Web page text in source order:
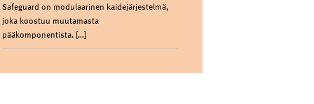
Safeguard on modulaarinen kaidejärjestelmä,
joka koostuu muutamasta
pääkomponentista. […]